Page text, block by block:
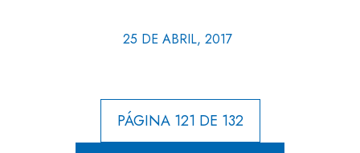
25 DE ABRIL, 2017
PÁGINA 121 DE 132